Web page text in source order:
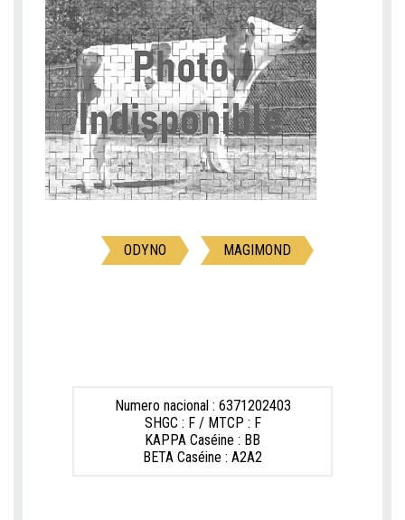
ODYNO MAGIMOND
Numero nacional : 6371202403
SHGC : F / MTCP : F
KAPPA Caséine : BB
BETA Caséine : A2A2